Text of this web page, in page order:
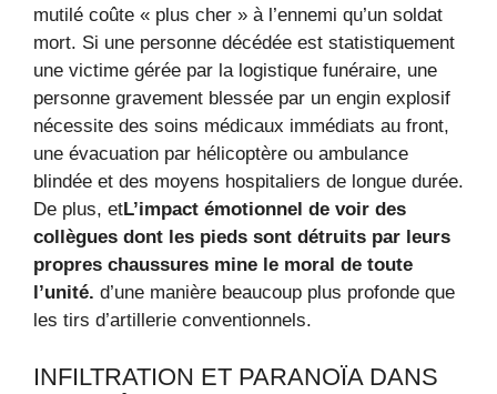
mutilé coûte « plus cher » à l’ennemi qu’un soldat
mort. Si une personne décédée est statistiquement
une victime gérée par la logistique funéraire, une
personne gravement blessée par un engin explosif
nécessite des soins médicaux immédiats au front,
une évacuation par hélicoptère ou ambulance
blindée et des moyens hospitaliers de longue durée.
De plus, etL’impact émotionnel de voir des
collègues dont les pieds sont détruits par leurs
propres chaussures mine le moral de toute
l’unité. d’une manière beaucoup plus profonde que
les tirs d’artillerie conventionnels.
INFILTRATION ET PARANOÏA DANS